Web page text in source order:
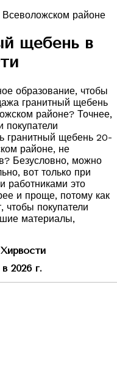
щебень в
образование, чтобы
гранитный щебень
районе? Точнее,
покупатели
гранитный щебень 20-
районе, не
Безусловно, можно
вот только при
работниками это
и проще, потому как
чтобы покупатели
материалы,
2026 г.